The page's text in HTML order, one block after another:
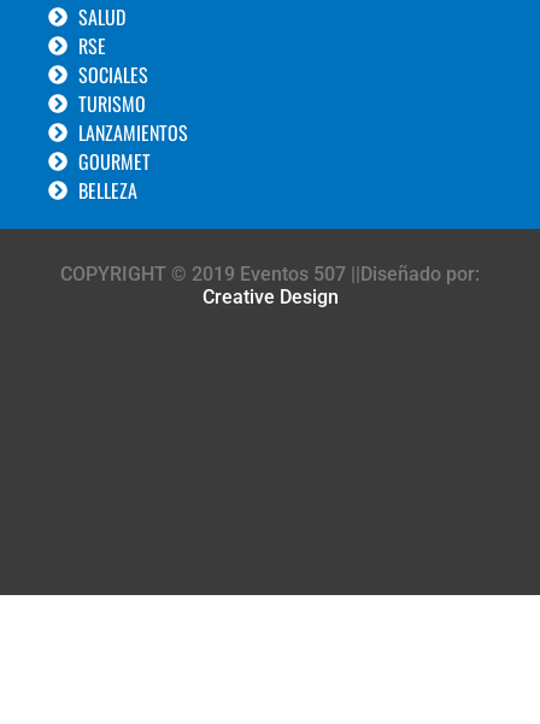
SALUD
RSE
SOCIALES
TURISMO
LANZAMIENTOS
GOURMET
BELLEZA
COPYRIGHT © 2019 Eventos 507 ||Diseñado por:
Creative Design